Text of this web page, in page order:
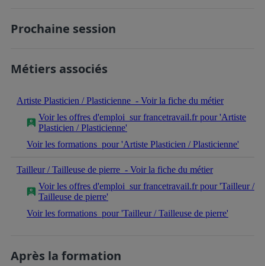
Prochaine session
Métiers associés
Artiste Plasticien / Plasticienne - Voir la fiche du métier
Voir les offres d'emploi sur francetravail.fr pour 'Artiste
Plasticien / Plasticienne'
Voir les formations pour 'Artiste Plasticien / Plasticienne'
Tailleur / Tailleuse de pierre - Voir la fiche du métier
Voir les offres d'emploi sur francetravail.fr pour 'Tailleur /
Tailleuse de pierre'
Voir les formations pour 'Tailleur / Tailleuse de pierre'
Après la formation